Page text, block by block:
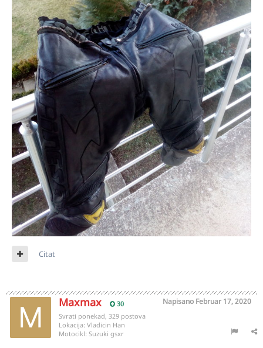
Citat
Maxmax 30 Napisano Februar 17, 2020
Svrati ponekad, 329 postova
Lokacija: Vladicin Han
Motocikl: Suzuki gsxr